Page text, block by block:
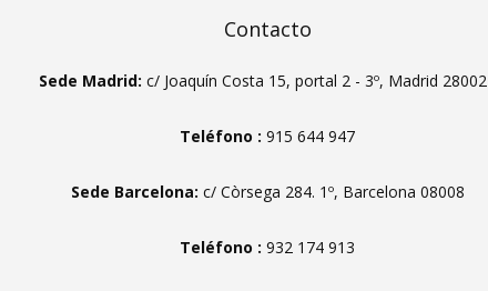
Contacto
Sede Madrid: c/ Joaquín Costa 15, portal 2 - 3º, Madrid 28002
Teléfono : 915 644 947
Sede Barcelona: c/ Còrsega 284. 1º, Barcelona 08008
Teléfono : 932 174 913